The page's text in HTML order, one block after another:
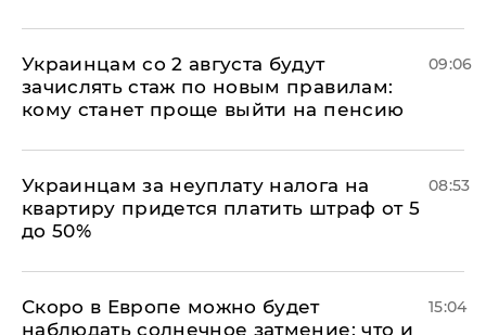
Украинцам со 2 августа будут
зачислять стаж по новым правилам:
кому станет проще выйти на пенсию
09:06
Украинцам за неуплату налога на
квартиру придется платить штраф от 5
до 50%
08:53
Скоро в Европе можно будет
наблюдать солнечное затмение: что и
15:04